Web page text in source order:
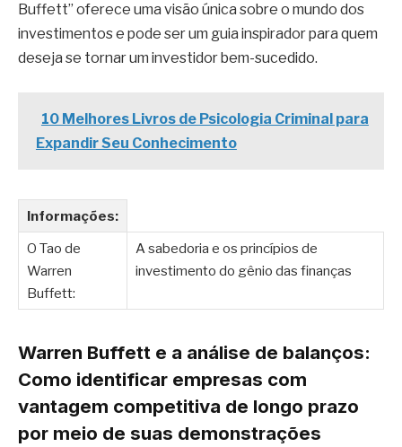
Buffett” oferece uma visão única sobre o mundo dos
investimentos e pode ser um guia inspirador para quem
deseja se tornar um investidor bem-sucedido.
10 Melhores Livros de Psicologia Criminal para
Expandir Seu Conhecimento
Informações:
O Tao de
Warren
Buffett:
A sabedoria e os princípios de
investimento do gênio das finanças
Warren Buffett e a análise de balanços:
Como identificar empresas com
vantagem competitiva de longo prazo
por meio de suas demonstrações